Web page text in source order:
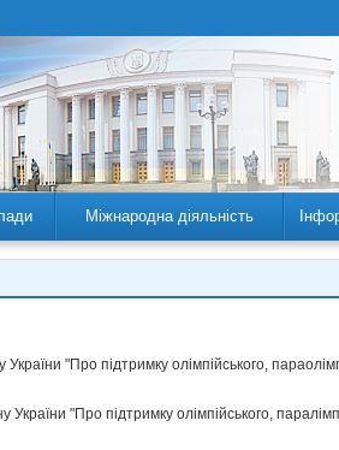
Міжнародна діяльність
"Про підтримку олімпійського,
"Про підтримку олімпійського,